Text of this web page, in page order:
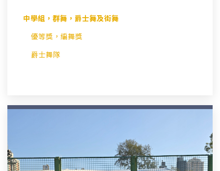
中學組，群舞，爵士舞及街舞
優等獎，編舞獎
爵士舞隊